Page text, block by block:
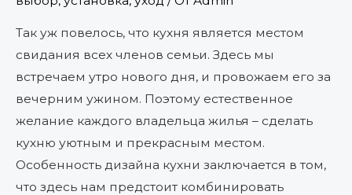
Так уж повелось, что кухня является местом
свидания всех членов семьи. Здесь мы
встречаем утро нового дня, и провожаем его за
вечерним ужином. Поэтому естественное
желание каждого владельца жилья – сделать
кухню уютным и прекрасным местом.
Особенность дизайна кухни заключается в том,
что здесь нам предстоит комбинировать